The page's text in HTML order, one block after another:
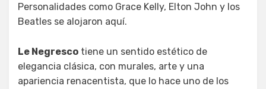
Personalidades como Grace Kelly, Elton John y los
Beatles se alojaron aquí.
Le Negresco tiene un sentido estético de
elegancia clásica, con murales, arte y una
apariencia renacentista, que lo hace uno de los